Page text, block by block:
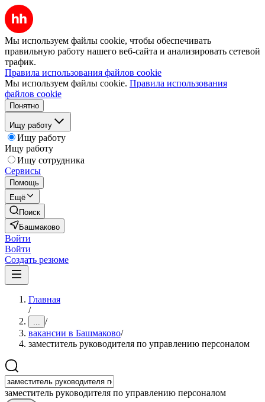
Мы используем файлы cookie, чтобы обеспечивать
правильную работу нашего веб-сайта и анализировать сетевой
трафик.
Правила использования файлов cookie
Мы используем файлы cookie. Правила использования
файлов cookie
Понятно
Ищу работу
Ищу работу
Ищу работу
Ищу сотрудника
Сервисы
Помощь
Ещё
Поиск
Башмаково
Войти
Войти
Создать резюме
Главная
/
... /
вакансии в Башмаково/
заместитель руководителя по управлению персоналом
заместитель руководителя по управлению персоналом